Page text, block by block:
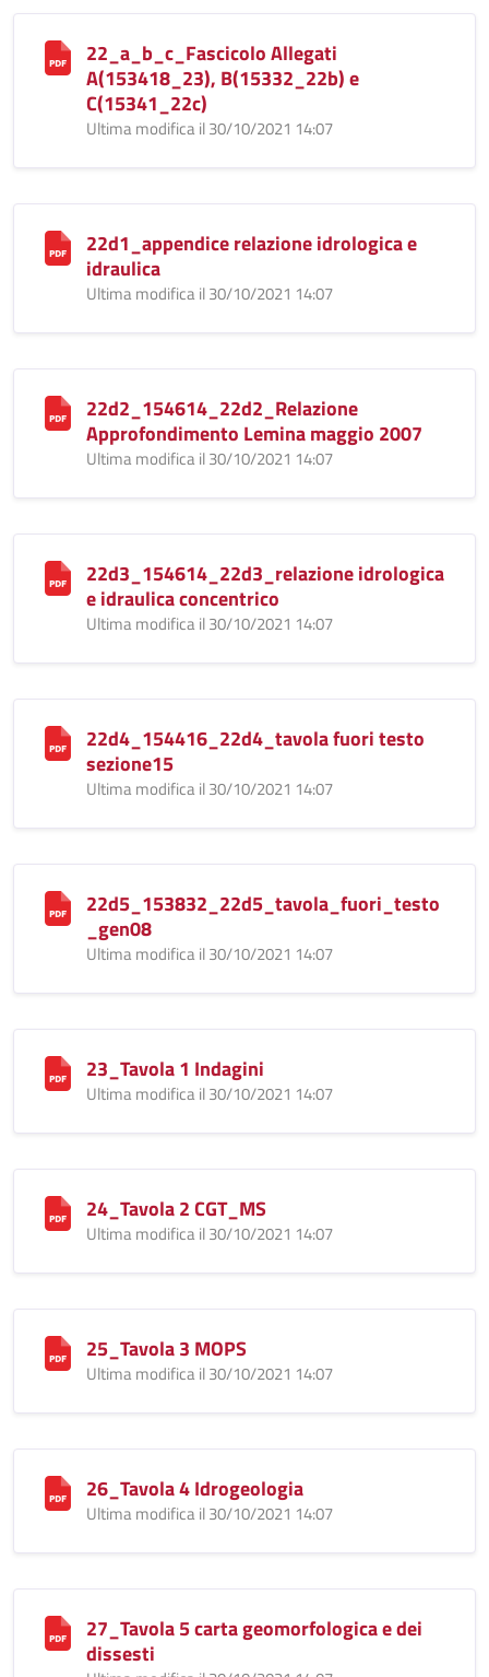
22_a_b_c_Fascicolo Allegati
A(153418_23), B(15332_22b) e
C(15341_22c)
Ultima modifica il 30/10/2021 14:07
22d1_appendice relazione idrologica e
idraulica
Ultima modifica il 30/10/2021 14:07
22d2_154614_22d2_Relazione
Approfondimento Lemina maggio 2007
Ultima modifica il 30/10/2021 14:07
22d3_154614_22d3_relazione idrologica
e idraulica concentrico
Ultima modifica il 30/10/2021 14:07
22d4_154416_22d4_tavola fuori testo
sezione15
Ultima modifica il 30/10/2021 14:07
22d5_153832_22d5_tavola_fuori_testo
_gen08
Ultima modifica il 30/10/2021 14:07
23_Tavola 1 Indagini
Ultima modifica il 30/10/2021 14:07
24_Tavola 2 CGT_MS
Ultima modifica il 30/10/2021 14:07
25_Tavola 3 MOPS
Ultima modifica il 30/10/2021 14:07
26_Tavola 4 Idrogeologia
Ultima modifica il 30/10/2021 14:07
27_Tavola 5 carta geomorfologica e dei
dissesti